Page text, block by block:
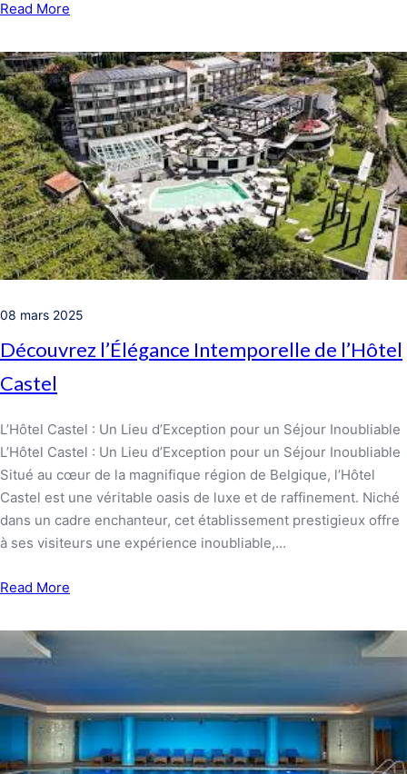
Read More
08 mars 2025
Découvrez l’Élégance Intemporelle de l’Hôtel
Castel
L’Hôtel Castel : Un Lieu d’Exception pour un Séjour Inoubliable
L’Hôtel Castel : Un Lieu d’Exception pour un Séjour Inoubliable
Situé au cœur de la magnifique région de Belgique, l’Hôtel
Castel est une véritable oasis de luxe et de raffinement. Niché
dans un cadre enchanteur, cet établissement prestigieux offre
à ses visiteurs une expérience inoubliable,…
Read More